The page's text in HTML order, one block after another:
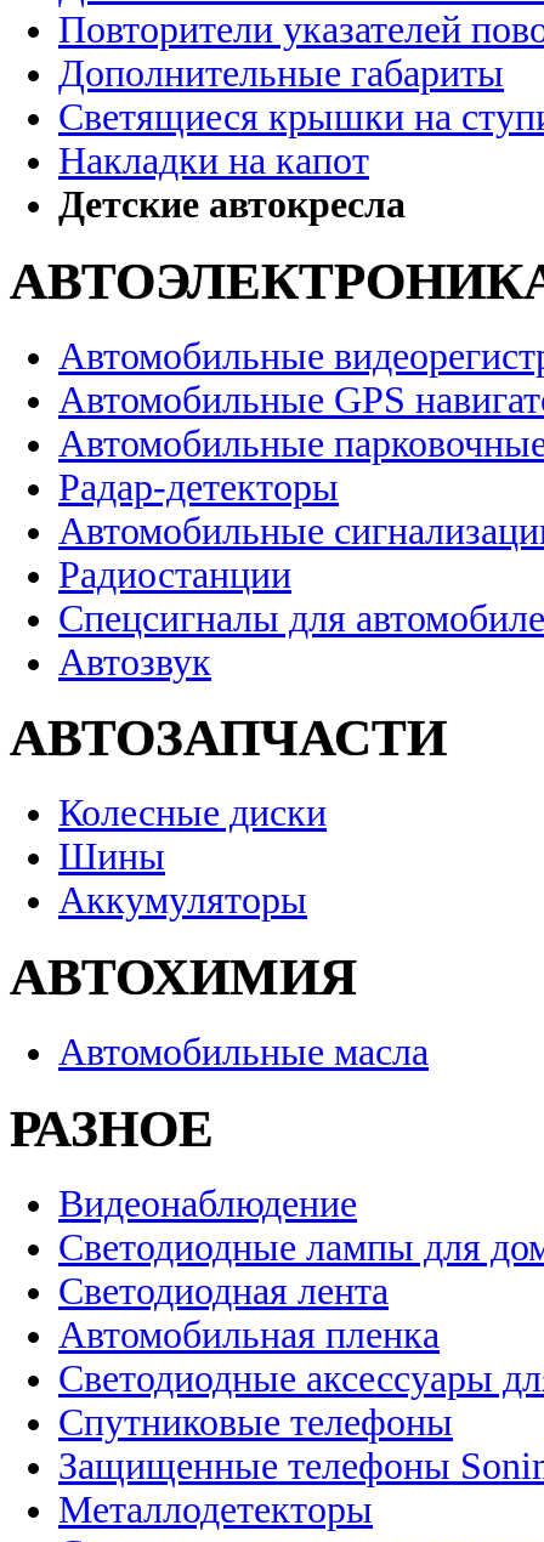
Повторители указателей
Дополнительные габариты
Светящиеся крышки на
Накладки на капот
Детские автокресла
Автомобильные
Автомобильные GPS
Автомобильные
Радар-детекторы
Автомобильные
Радиостанции
Спецсигналы для
Автозвук
АВТОЗАПЧАСТИ
Колесные диски
Шины
Аккумуляторы
АВТОХИМИЯ
Автомобильные масла
РАЗНОЕ
Видеонаблюдение
Светодиодные лампы для
Светодиодная лента
Автомобильная пленка
Светодиодные аксессуары
Спутниковые телефоны
Защищенные телефоны
Металлодетекторы